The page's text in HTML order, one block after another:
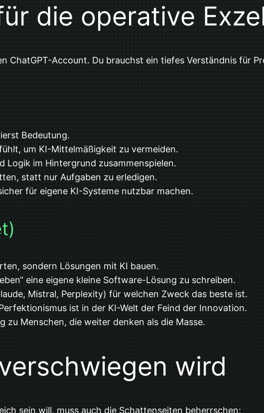
die operative
ChatGPT-Account. Du brauchst ein tiefes Verständnis für
Bedeutung.
um KI-Mittelmäßigkeit zu vermeiden.
Logik im Hintergrund zusammenspielen.
statt nur Aufgaben zu erledigen.
für eigene KI-Systeme nutzbar machen.
sondern Lösungen mit KI bauen.
eine eigene kleine Software-Lösung zu schreiben.
Mistral, Perplexity) für welchen Zweck das beste ist.
ist in der KI-Welt der Feind der Innovation.
zu Menschen, die weiter denken als die Masse.
wird
sein will, muss auch die Schattenseiten beherrschen: